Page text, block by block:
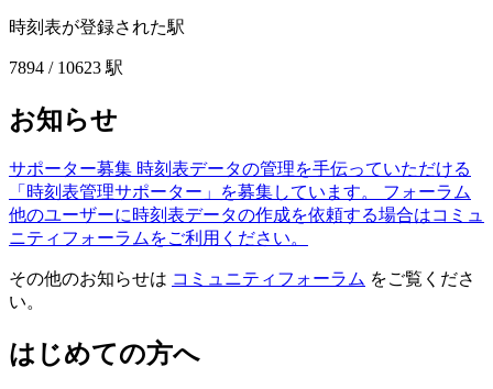
時刻表が登録された駅
7894 / 10623 駅
お知らせ
サポーター募集 時刻表データの管理を手伝っていただける
「時刻表管理サポーター」を募集しています。
フォーラム
他のユーザーに時刻表データの作成を依頼する場合はコミュ
ニティフォーラムをご利用ください。
その他のお知らせは コミュニティフォーラム をご覧くださ
い。
はじめての方へ